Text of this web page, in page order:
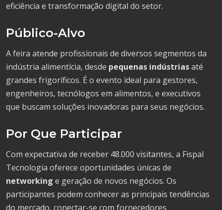
eficiência e transformação digital do setor.
Público-Alvo
A feira atende profissionais de diversos segmentos da
indústria alimentícia, desde pequenas indústriasaté
grandes frigoríficos. É o evento ideal para gestores,
engenheiros, tecnólogos em alimentos, e executivos
que buscam soluções inovadoras para seus negócios.
Por Que Participar
Com expectativa de receber 48.000 visitantes, a Fispal
Tecnologia oferece oportunidades únicas de
networking e geração de novos negócios. Os
participantes podem conhecer as principais tendências
do mercado, conectar-se com fornecedores